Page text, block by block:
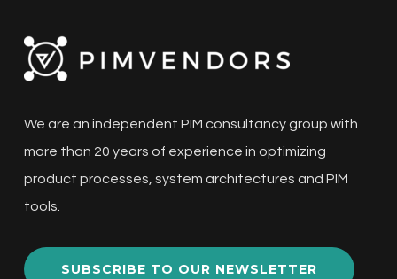
We are an independent PIM consultancy group with
more than 20 years of experience in optimizing
product processes, system architectures and PIM
tools.
SUBSCRIBE TO OUR NEWSLETTER